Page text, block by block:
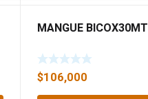
MANGUE BICOX30MT
$106,000